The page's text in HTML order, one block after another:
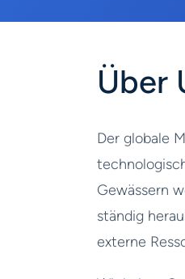
Über
Der globale
Gewässern
ständig
externe